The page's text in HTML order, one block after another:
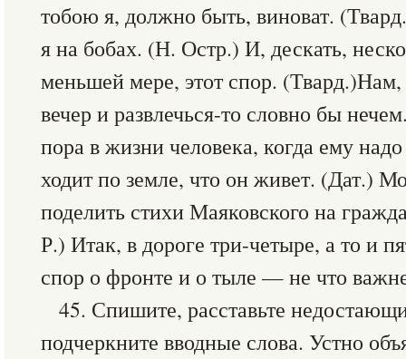
тобою я, должно быть, виноват.
я на бобах. (Н. Остр.) И, дескать,
меньшей мере, этот спор. (Твард.)Нам,
вечер и развлечься-то словно бы
пора в жизни человека, когда ему
ходит по земле, что он живет. (Дат.)
поделить стихи Маяковского на
Р.) Итак, в дороге три-четыре, а то и
спор о фронте и о тыле — не что
45. Спишите, расставьте
подчеркните вводные слова. Устно